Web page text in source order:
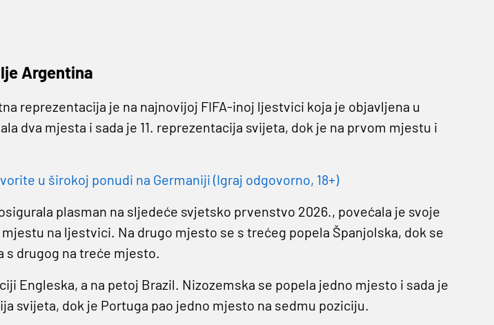
Argentina
reprezentacija je na najnovijoj FIFA-inoj ljestvici koja je objavljena u
dva mjesta i sada je 11. reprezentacija svijeta, dok je na prvom mjestu i
u širokoj ponudi na Germaniji (Igraj odgovorno, 18+)
plasman na sljedeće svjetsko prvenstvo 2026., povećala je svoje
na ljestvici. Na drugo mjesto se s trećeg popela Španjolska, dok se
s drugog na treće mjesto.
Engleska, a na petoj Brazil. Nizozemska se popela jedno mjesto i sada je
svijeta, dok je Portuga pao jedno mjesto na sedmu poziciju.